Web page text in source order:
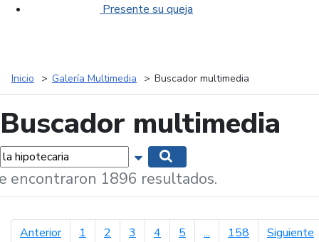
Presente su queja
Inicio Galería Multimedia Buscador multimedia
Buscador multimedia
Mostrar opciones de búsqueda
encontraron 1896 resultados.
Anteriorpágina anterior
1 2 3 4 5 ... 158 Siguiente